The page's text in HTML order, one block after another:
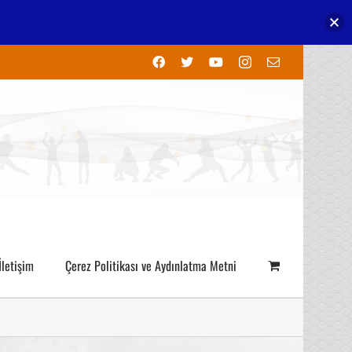
Facebook
X YouTubeInstagram
E-
İletişim Çerez Politikası ve Aydınlatma Metni